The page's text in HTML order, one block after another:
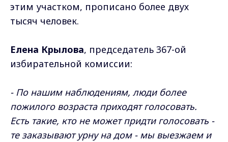
этим участком, прописано более двух
тысяч человек.
Елена Крылова, председатель 367-ой
избирательной комиссии:
- По нашим наблюдениям, люди более
пожилого возраста приходят голосовать.
Есть такие, кто не может придти голосовать -
те заказывают урну на дом - мы выезжаем и